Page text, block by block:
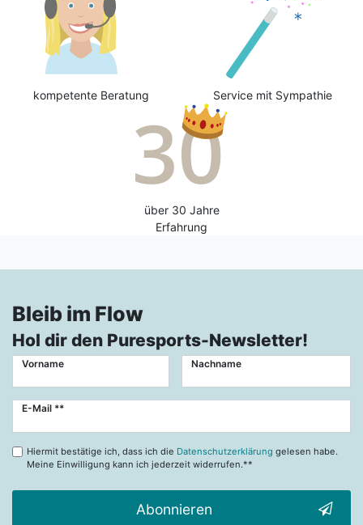
kompetente Beratung Service mit Sympathie
über 30 Jahre
Erfahrung
Bleib im Flow
Hol dir den Puresports-Newsletter!
Vorname Nachname
E-Mail **
Newsletter
Hiermit bestätige ich, dass ich die Datenschutzerklärung gelesen habe.
Meine Einwilligung kann ich jederzeit widerrufen.**
Abonnieren